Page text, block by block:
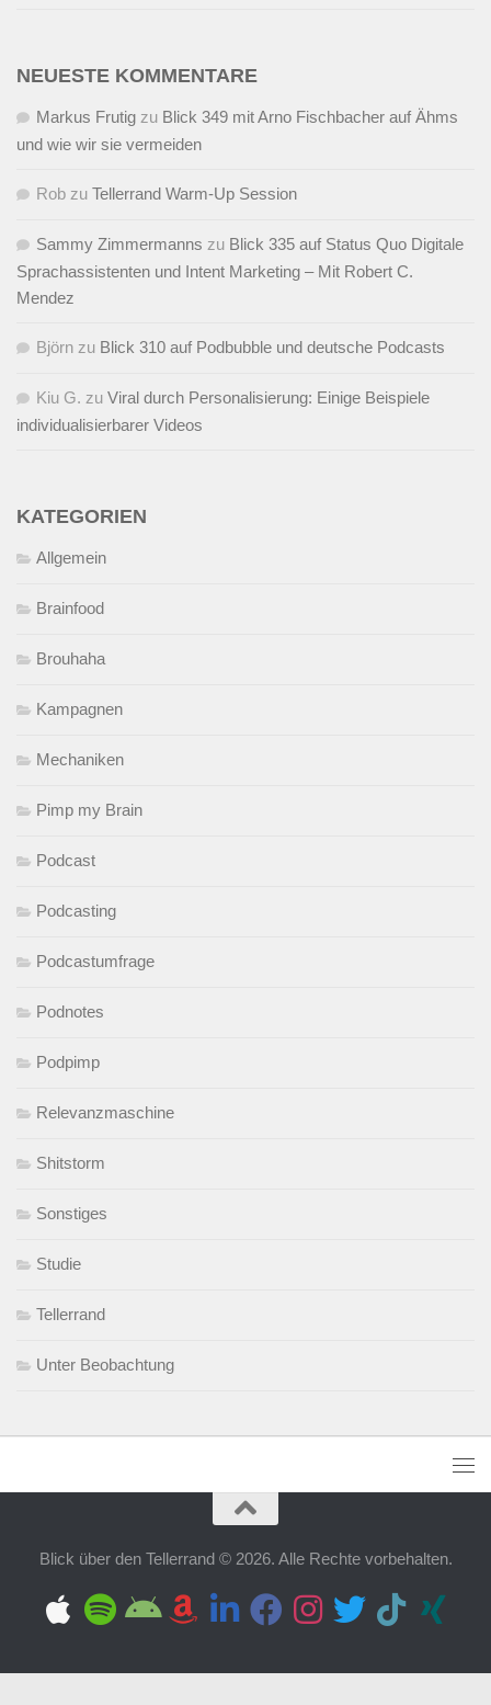
NEUESTE KOMMENTARE
Markus Frutig zu Blick 349 mit Arno Fischbacher auf Ähms
und wie wir sie vermeiden
Rob zu Tellerrand Warm-Up Session
Sammy Zimmermanns zu Blick 335 auf Status Quo Digitale
Sprachassistenten und Intent Marketing – Mit Robert C.
Mendez
Björn zu Blick 310 auf Podbubble und deutsche Podcasts
Kiu G. zu Viral durch Personalisierung: Einige Beispiele
individualisierbarer Videos
KATEGORIEN
Allgemein
Brainfood
Brouhaha
Kampagnen
Mechaniken
Pimp my Brain
Podcast
Podcasting
Podcastumfrage
Podnotes
Podpimp
Relevanzmaschine
Shitstorm
Sonstiges
Studie
Tellerrand
Unter Beobachtung
Blick über den Tellerrand © 2026. Alle Rechte vorbehalten.